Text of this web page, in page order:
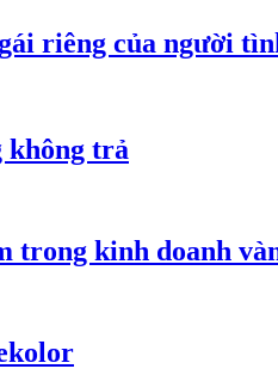
riêng của người
không trả
trong kinh doanh